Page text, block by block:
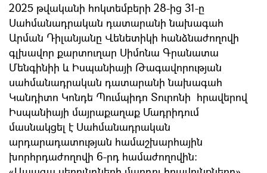
2025 թվականի հոկտեմբերի 28-ից 31-ը
Սահմանադրական դատարանի նախագահ
Արման Դիլանյանը Վենետիկի հանձնաժողովի
գլխավոր քարտուղար Սիմոնա Գրանատա
Մենգինիի և Իսպանիայի Թագավորության
սահմանադրական դատարանի նախագահ
Կանդիտո Կոնդե Պումպիդո Տուրոնի հրավերով
Իսպանիայի մայրաքաղաք Մադրիդում
մասնակցել է Սահմանադրական
արդարադատության համաշխարհային
խորհրդաժողովի 6-րդ համաժողովին։